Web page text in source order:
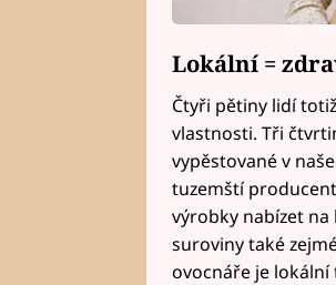
Lokální =
Čtyři pětiny lidí
vlastnosti. Tři
vypěstované v
tuzemští
výrobky nabízet na
suroviny také
ovocnáře je lokální